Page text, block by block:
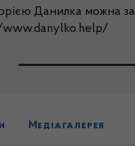
Данилка можна за
Медіагалерея